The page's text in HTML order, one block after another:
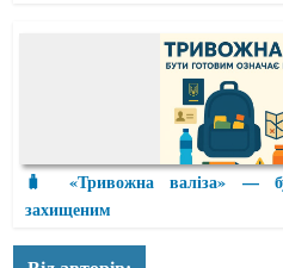
🧳 «Тривожна валіза» —
захищеним